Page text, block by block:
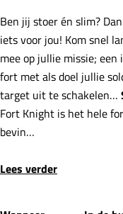
Ben jij stoer én slim?
iets voor jou! Kom snel
mee op jullie missie;
fort met als doel jullie
target uit te schakelen…
Fort Knight is het hele
bevin…
Lees verder